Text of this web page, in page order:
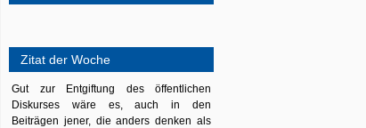
Zitat der Woche
Gut zur Entgiftung des öffentlichen
Diskurses wäre es, auch in den
Beiträgen jener, die anders denken als